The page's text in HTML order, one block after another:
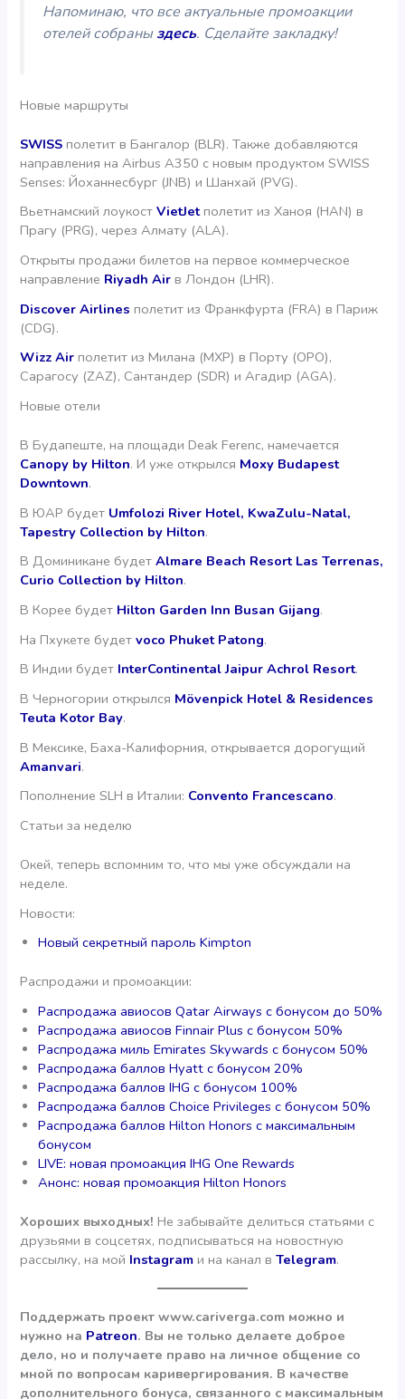
Напоминаю, что все актуальные промоакции
отелей собраныздесь. Сделайте закладку!
Новые маршруты
SWISSполетит в Бангалор (BLR). Также добавляются
направления на Airbus A350 с новым продуктом SWISS
Senses: Йоханнесбург (JNB) и Шанхай (PVG).
Вьетнамский лоукостVietJetполетит из Ханоя (HAN) в
Прагу (PRG), через Алмату (ALA).
Открыты продажи билетов на первое коммерческое
направление Riyadh Air в Лондон (LHR).
Discover Airlines полетит из Франкфурта (FRA) в Париж
(CDG).
Wizz Air полетит из Милана (MXP) в Порту (OPO),
Сарагосу (ZAZ), Сантандер (SDR) и Агадир (AGA).
Новые отели
В Будапеште, на площади Deak Ferenc, намечается
Canopy by Hilton. И уже открылся Moxy Budapest
Downtown.
В ЮАР будет Umfolozi River Hotel, KwaZulu-Natal,
Tapestry Collection by Hilton.
В Доминикане будетAlmare Beach Resort Las Terrenas,
Curio Collection by Hilton.
В Корее будет Hilton Garden Inn Busan Gijang.
На Пхукете будетvoco Phuket Patong.
В Индии будет InterContinental Jaipur Achrol Resort.
В Черногории открылся Mövenpick Hotel & Residences
Teuta Kotor Bay.
В Мексике, Баха-Калифорния, открывается дорогущий
Amanvari.
Пополнение SLH в Италии: Convento Francescano.
Статьи за неделю
Окей, теперь вспомним то, что мы уже обсуждали на
неделе.
Новости:
Новый секретный пароль Kimpton
Распродажи и промоакции:
Распродажа авиосов Qatar Airways с бонусом до 50%
Распродажа авиосов Finnair Plus с бонусом 50%
Распродажа миль Emirates Skywards с бонусом 50%
Распродажа баллов Hyatt с бонусом 20%
Распродажа баллов IHG с бонусом 100%
Распродажа баллов Choice Privileges с бонусом 50%
Распродажа баллов Hilton Honors с максимальным
бонусом
LIVE: новая промоакция IHG One Rewards
Анонс: новая промоакция Hilton Honors
Хороших выходных!Не забывайте делиться статьями с
друзьями в соцсетях, подписываться на новостную
рассылку, на мой Instagram и на канал вTelegram.
Поддержать проект www.cariverga.com можно и
нужно на Patreon. Вы не только делаете доброе
дело, но и получаете право на личное общение со
мной по вопросам каривергирования. В качестве
дополнительного бонуса, связанного с максимальным